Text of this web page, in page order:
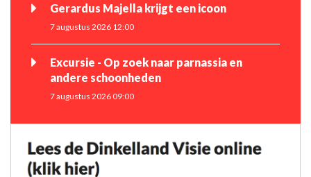
Gerardus Majella krijgt een icoon
7 augustus 2026 12:00
Excursie - Op zoek naar parnassia en
andere schoonheden
7 augustus 2026 09:00